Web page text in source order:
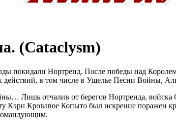
(Cataclysm)
покидали Нортренд. После победы над
действий, в том числе в Ущелье Песни Войны,
Лишь отчалив от берегов Нортренда, войска
Кэрн Кровавое Копыто был искренне поражен